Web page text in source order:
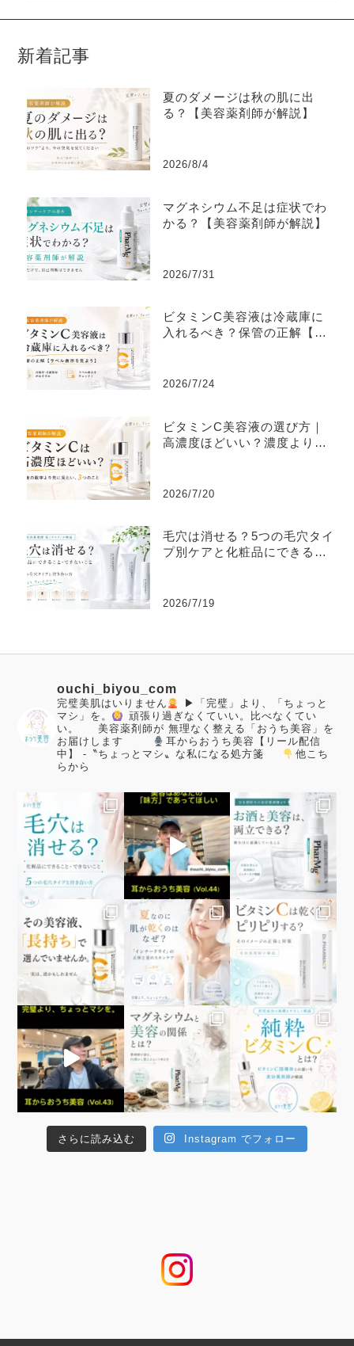
新着記事
夏のダメージは秋の肌に出
る？【美容薬剤師が解説】
2026/8/4
マグネシウム不足は症状でわ
かる？【美容薬剤師が解説】
2026/7/31
ビタミンC美容液は冷蔵庫に
入れるべき？保管の正解【ラ
2026/7/24
ビタミンC美容液の選び方｜
高濃度ほどいい？濃度より大
2026/7/20
毛穴は消せる？5つの毛穴タイ
プ別ケアと化粧品にできるこ
2026/7/19
ouchi_biyou_com
完璧美肌はいりません
▶「完璧」より、「ちょっと
マシ」を。
頑張り過ぎなくていい。比べなくてい
い。
美容薬剤師が 無理なく整える「おうち美容」を
お届けします
耳からおうち美容【リール配信
中】
-〝ちょっとマシ〟な私になる処方箋
他こち
らから
さらに読み込む Instagram でフォロー